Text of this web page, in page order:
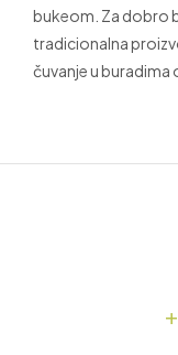
bukeom. Za dobro
tradicionalna
čuvanje u buradima